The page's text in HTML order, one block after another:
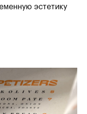
эстетику